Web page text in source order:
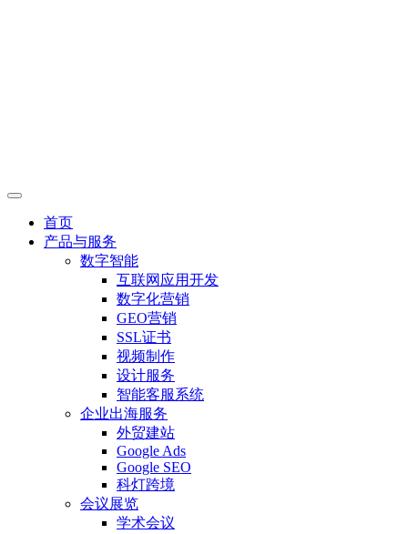
首页
产品与服务
数字智能
互联网应用开发
数字化营销
GEO营销
SSL证书
视频制作
设计服务
智能客服系统
企业出海服务
外贸建站
Google Ads
Google SEO
科灯跨境
会议展览
学术会议